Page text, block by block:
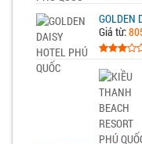
GOLDEN
Giá từ: